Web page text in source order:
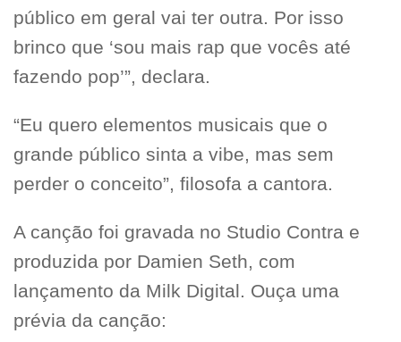
público em geral vai ter outra. Por isso
brinco que ‘sou mais rap que vocês até
fazendo pop’”, declara.
“Eu quero elementos musicais que o
grande público sinta a vibe, mas sem
perder o conceito”, filosofa a cantora.
A canção foi gravada no Studio Contra e
produzida por Damien Seth, com
lançamento da Milk Digital. Ouça uma
prévia da canção: